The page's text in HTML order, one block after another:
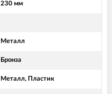
230 мм
Металл
Бронза
Металл, Пластик